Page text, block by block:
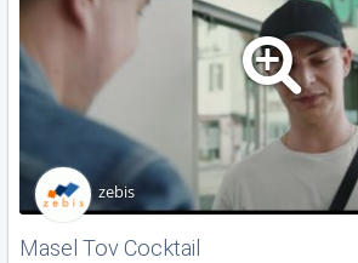
Masel Tov Cocktail
zebis